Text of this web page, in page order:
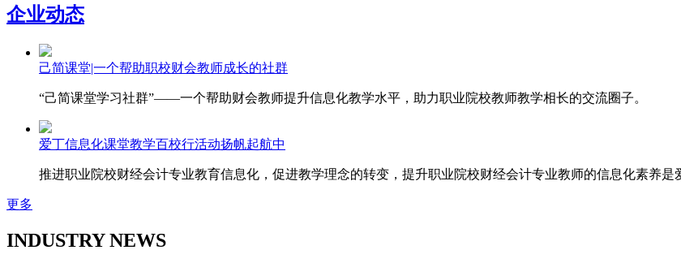
企业动态
己简课堂|一个帮助职校财会教师成长的社群
“己简课堂学习社群”——一个帮助财会教师提升信息化教学水平，助力职业院校教师教学相长的交流圈子。
爱丁信息化课堂教学百校行活动扬帆起航中
推进职业院校财经会计专业教育信息化，促进教学理念的转变，提升职业院校财经会计专业教师的信息化素养是
更多
INDUSTRY NEWS